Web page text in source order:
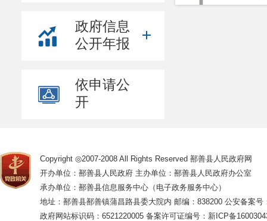
政府信息
公开年报
依申请公
开
Copyright ◎2007-2008 All Rights Reserved 鄯善县人民政府网
开办单位：鄯善县人民政府 主办单位：鄯善县人民政府办公室
承办单位：鄯善县信息服务中心（电子政务服务中心）
地址：鄯善县鄯善镇蒲昌路县委大院内 邮编：838200 公安备案号
政府网站标识码：6521220005 备案许可证编号：新ICP备